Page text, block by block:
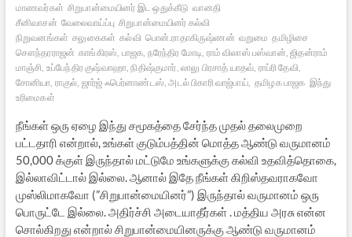
மாணவர்கள் சிறுபான்மையினர் இட ஒதுக்கீடு வானதி
சீனிவாசன் வேலைவாய்ப்பு சிறுபான்மையினர் கல்வி
நிறுவனங்கள் சலுகைகள் கல்வி பொன்.ராதாகிருஷ்ணன் வறுமை தமிழிசை
சௌந்தரராஜன் காங்கிரஸ், பாஜக, நரேந்திர மோடி, ராம் விலாஸ் பஸ்வான், ஜிதன்ராம்
மாஞ்சி, உப்பேந்திர குஷ்வாஹா, நிதிஷ்குமார், லாலு பிரசாத் யாதவ், ராப்ரி தேவி,
சோனியா, ராகுல், ஜார்ஜ் ஃபெர்னாண்டஸ், அடல் பிகாரி வாஜ்பாய், தமிழக பாஜக இந்து
உரிமைகள்
நீங்கள் ஒரு ஏழை இந்து சமூகத்தை சேர்ந்த முதல் தலைமுறை
பட்டதாரி என்றால், உங்கள் குடும்பத்தின் மொத்த ஆண்டு வருமானம்
50,000 க்குள் இருந்தால் மட்டுமே உங்களுக்கு கல்வி உதவித்தொகை,
இல்லாவிட்டால் இல்லை. ஆனால் இதே நீங்கள் கிறிஸ்தவராகவோ
முஸ்லிமாகவோ (”சிறுபான்மையினர்”) இருந்தால் வருமானம் ஒரு
பொருட்டே இல்லை. அதிர்ச்சி அடையாதீர்கள் . மத்திய அரசு என்ன
சொல்கிறது என்றால் சிறுபான்மையினருக்கு ஆண்டு வருமானம்